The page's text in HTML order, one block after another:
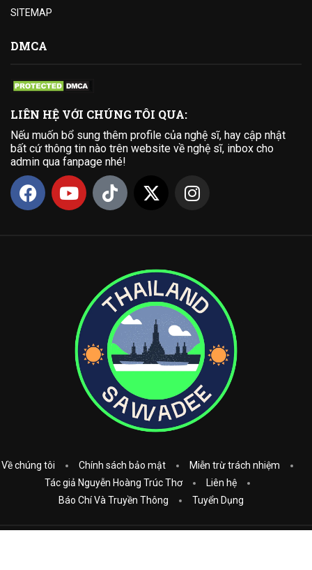
SITEMAP
DMCA
LIÊN HỆ VỚI CHÚNG TÔI QUA:
Nếu muốn bổ sung thêm profile của nghệ sĩ, hay cập nhật
bất cứ thông tin nào trên website về nghệ sĩ, inbox cho
admin qua fanpage nhé!
Về chúng tôi Chính sách bảo mật
Miễn trừ trách nhiệm
Tác giả Nguyễn Hoàng Trúc Thơ
Liên hệ
Báo Chí Và Truyền Thông
Tuyển Dụng